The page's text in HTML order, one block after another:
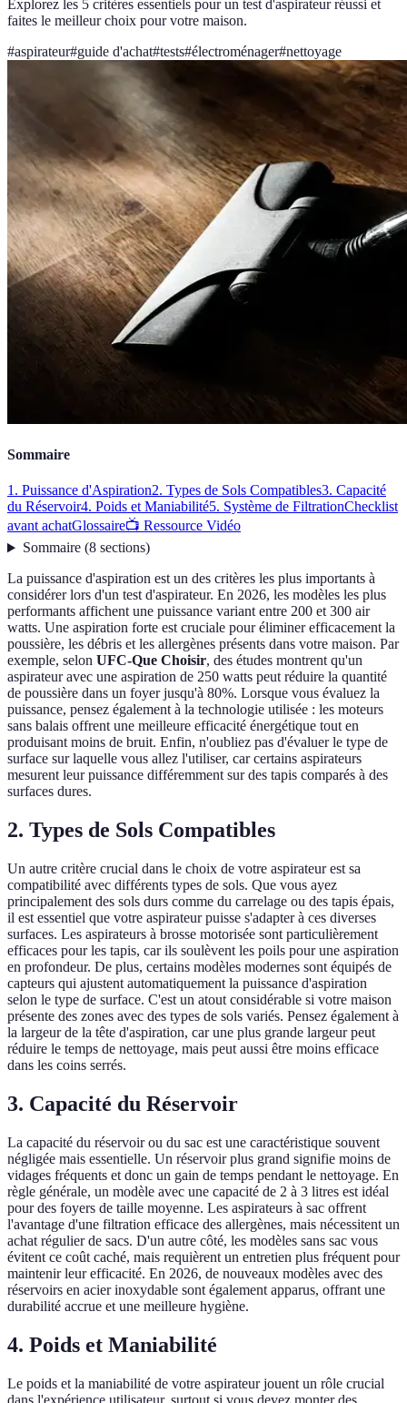
Explorez les 5 critères essentiels pour un test d'aspirateur réussi et
faites le meilleur choix pour votre maison.
#aspirateur#guide d'achat#tests#électroménager#nettoyage
Sommaire
1. Puissance d'Aspiration2. Types de Sols Compatibles3. Capacité
du Réservoir4. Poids et Maniabilité5. Système de FiltrationChecklist
avant achatGlossaire📺 Ressource Vidéo
Sommaire(8 sections)
La puissance d'aspiration est un des critères les plus importants à
considérer lors d'un test d'aspirateur. En 2026, les modèles les plus
performants affichent une puissance variant entre 200 et 300 air
watts. Une aspiration forte est cruciale pour éliminer efficacement la
poussière, les débris et les allergènes présents dans votre maison. Par
exemple, selon UFC-Que Choisir, des études montrent qu'un
aspirateur avec une aspiration de 250 watts peut réduire la quantité
de poussière dans un foyer jusqu'à 80%. Lorsque vous évaluez la
puissance, pensez également à la technologie utilisée : les moteurs
sans balais offrent une meilleure efficacité énergétique tout en
produisant moins de bruit. Enfin, n'oubliez pas d'évaluer le type de
surface sur laquelle vous allez l'utiliser, car certains aspirateurs
mesurent leur puissance différemment sur des tapis comparés à des
surfaces dures.
2. Types de Sols Compatibles
Un autre critère crucial dans le choix de votre aspirateur est sa
compatibilité avec différents types de sols. Que vous ayez
principalement des sols durs comme du carrelage ou des tapis épais,
il est essentiel que votre aspirateur puisse s'adapter à ces diverses
surfaces. Les aspirateurs à brosse motorisée sont particulièrement
efficaces pour les tapis, car ils soulèvent les poils pour une aspiration
en profondeur. De plus, certains modèles modernes sont équipés de
capteurs qui ajustent automatiquement la puissance d'aspiration
selon le type de surface. C'est un atout considérable si votre maison
présente des zones avec des types de sols variés. Pensez également à
la largeur de la tête d'aspiration, car une plus grande largeur peut
réduire le temps de nettoyage, mais peut aussi être moins efficace
dans les coins serrés.
3. Capacité du Réservoir
La capacité du réservoir ou du sac est une caractéristique souvent
négligée mais essentielle. Un réservoir plus grand signifie moins de
vidages fréquents et donc un gain de temps pendant le nettoyage. En
règle générale, un modèle avec une capacité de 2 à 3 litres est idéal
pour des foyers de taille moyenne. Les aspirateurs à sac offrent
l'avantage d'une filtration efficace des allergènes, mais nécessitent un
achat régulier de sacs. D'un autre côté, les modèles sans sac vous
évitent ce coût caché, mais requièrent un entretien plus fréquent pour
maintenir leur efficacité. En 2026, de nouveaux modèles avec des
réservoirs en acier inoxydable sont également apparus, offrant une
durabilité accrue et une meilleure hygiène.
4. Poids et Maniabilité
Le poids et la maniabilité de votre aspirateur jouent un rôle crucial
dans l'expérience utilisateur, surtout si vous devez monter des